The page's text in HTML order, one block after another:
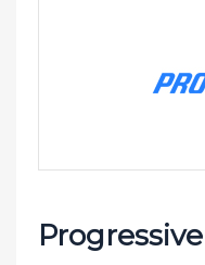
Progressive